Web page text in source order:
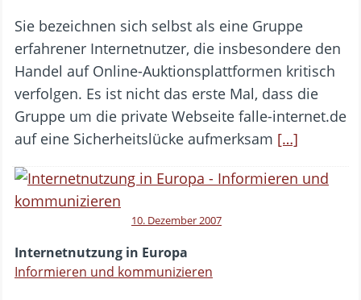
Sie bezeichnen sich selbst als eine Gruppe
erfahrener Internetnutzer, die insbesondere den
Handel auf Online-Auktionsplattformen kritisch
verfolgen. Es ist nicht das erste Mal, dass die
Gruppe um die private Webseite falle-internet.de
auf eine Sicherheitslücke aufmerksam […]
10. Dezember 2007
Internetnutzung in Europa
Informieren und kommunizieren